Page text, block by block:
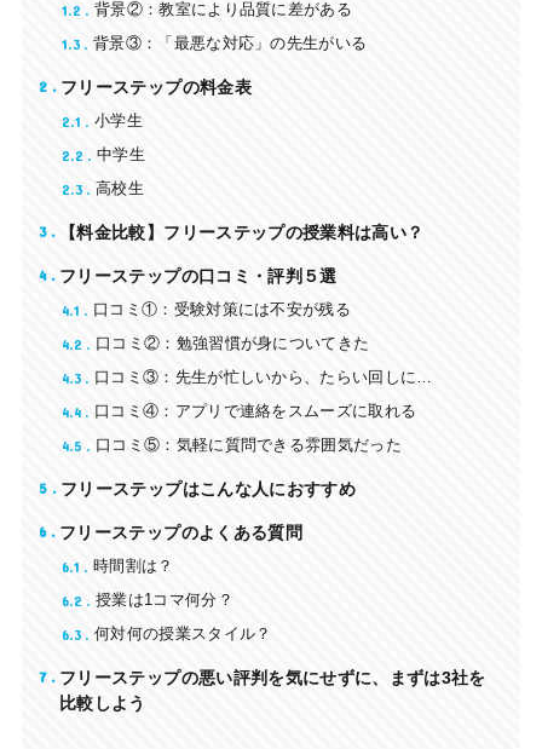
1.2
背景②：教室により品質に差がある
1.3
背景③：「最悪な対応」の先生がいる
2 フリーステップの料金表
2.1
小学生
2.2
中学生
2.3
高校生
3 【料金比較】フリーステップの授業料は高い？
4 フリーステップの口コミ・評判５選
4.1
口コミ①：受験対策には不安が残る
4.2
口コミ②：勉強習慣が身についてきた
4.3
口コミ③：先生が忙しいから、たらい回しに…
4.4
口コミ④：アプリで連絡をスムーズに取れる
4.5
口コミ⑤：気軽に質問できる雰囲気だった
5 フリーステップはこんな人におすすめ
6 フリーステップのよくある質問
6.1
時間割は？
6.2
授業は1コマ何分？
6.3
何対何の授業スタイル？
7
フリーステップの悪い評判を気にせずに、まずは3社を
比較しよう